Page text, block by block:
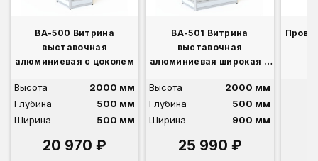
ВА-500 Витрина
выставочная
алюминиевая с цоколем
Высота
2000 мм
Глубина
500 мм
Ширина
500 мм
20 970 ₽
ВА-501 Витрина
выставочная
алюминиевая широкая с
Высота
2000 мм
Глубина
500 мм
Ширина
900 мм
25 990 ₽